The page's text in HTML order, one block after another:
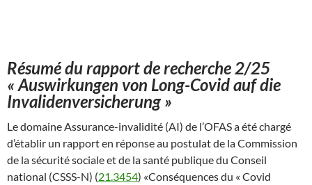
Résumé du rapport de recherche 2/25
« Auswirkungen von Long-Covid auf die
Invalidenversicherung »
Le domaine Assurance-invalidité (AI) de l’OFAS a été chargé
d’établir un rapport en réponse au postulat de la Commission
de la sécurité sociale et de la santé publique du Conseil
national (CSSS-N) (21.3454) «Conséquences du « Covid